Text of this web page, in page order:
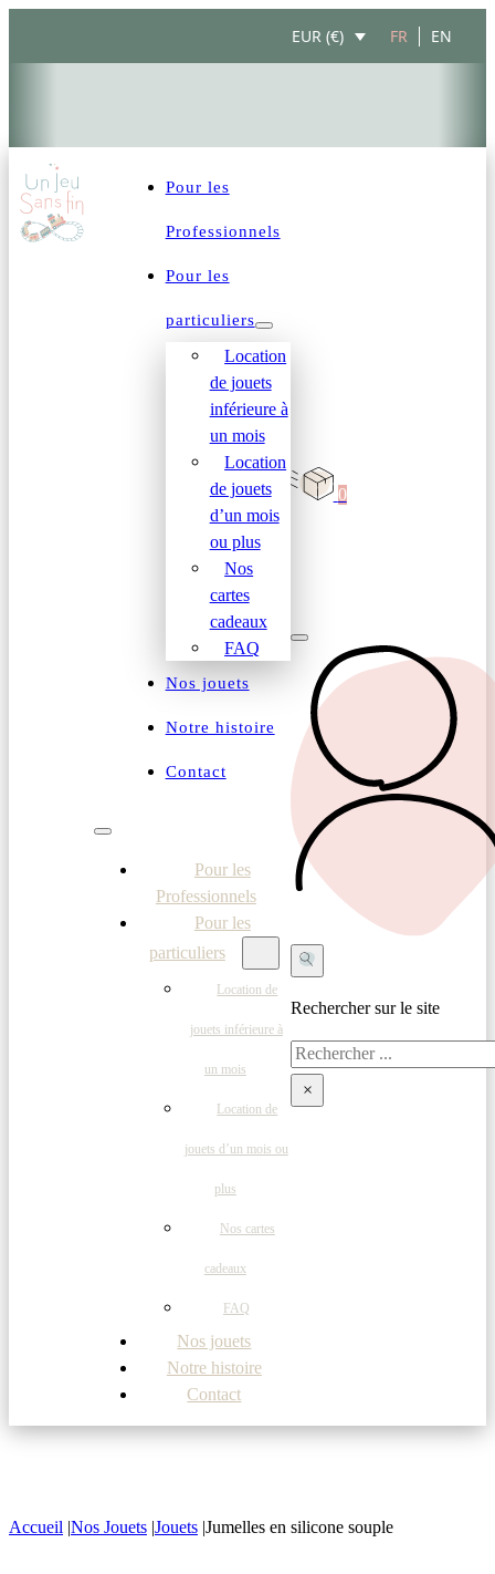
EUR (€) FR EN
Pour les
Professionnels
Pour les
particuliers
Location
de jouets
inférieure à
un mois
Location
de jouets
d’un mois
ou plus
Nos
cartes
cadeaux
FAQ
Nos jouets
Notre histoire
Contact
Pour les
Professionnels
Pour les
particuliers
Location de
jouets inférieure à
un mois
Location de
jouets d’un mois ou
plus
Nos cartes
cadeaux
FAQ
Nos jouets
Notre histoire
Contact
0
Rechercher sur le site
Rechercher
×
Accueil |Nos Jouets |Jouets |Jumelles en silicone souple